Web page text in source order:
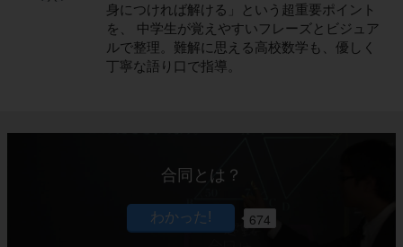
身につければ解ける」という超重要ポイント
を、 中学生が覚えやすいフレーズとビジュア
ルで整理。難解に思える高校数学も、優しく
丁寧な語り口で指導。
合同とは？
674